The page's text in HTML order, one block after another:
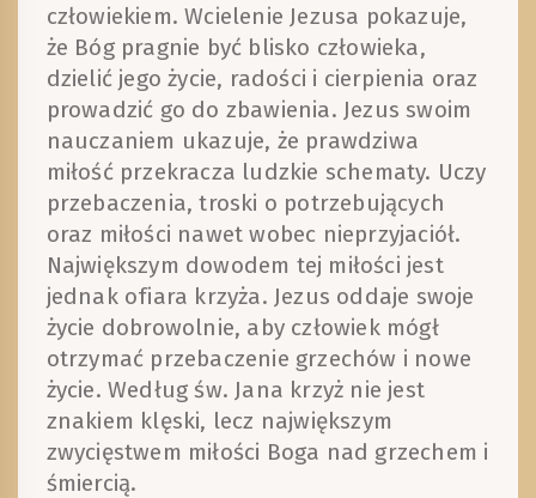
człowiekiem. Wcielenie Jezusa pokazuje,
że Bóg pragnie być blisko człowieka,
dzielić jego życie, radości i cierpienia oraz
prowadzić go do zbawienia. Jezus swoim
nauczaniem ukazuje, że prawdziwa
miłość przekracza ludzkie schematy. Uczy
przebaczenia, troski o potrzebujących
oraz miłości nawet wobec nieprzyjaciół.
Największym dowodem tej miłości jest
jednak ofiara krzyża. Jezus oddaje swoje
życie dobrowolnie, aby człowiek mógł
otrzymać przebaczenie grzechów i nowe
życie. Według św. Jana krzyż nie jest
znakiem klęski, lecz największym
zwycięstwem miłości Boga nad grzechem i
śmiercią.